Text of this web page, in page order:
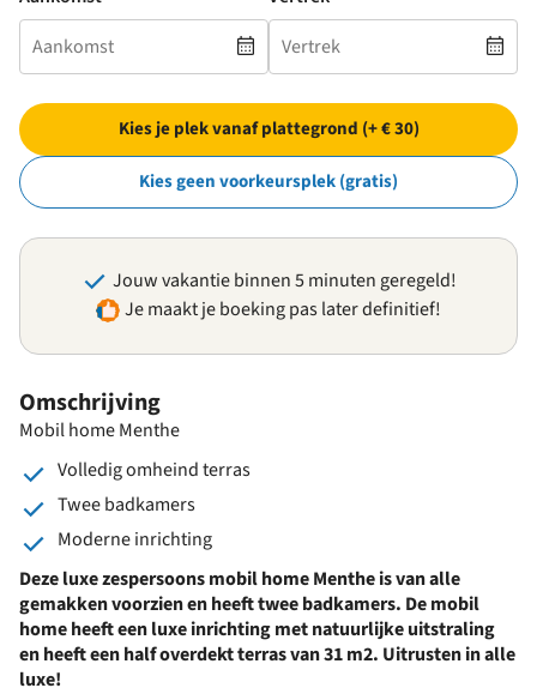
Omschrijving
Mobil home Menthe
Volledig omheind terras
Twee badkamers
Moderne inrichting
Deze luxe zespersoons mobil home Menthe is van alle
gemakken voorzien en heeft twee badkamers. De mobil
home heeft een luxe inrichting met natuurlijke uitstraling
en heeft een halfoverdekt terras van 31 m2. Uitrusten in alle
luxe!
Kies je plek vanaf plattegrond (+ € 30)
Kies geen voorkeursplek (gratis)
Jouw vakantie binnen 5 minuten geregeld!
Je maakt je boeking pas later definitief!